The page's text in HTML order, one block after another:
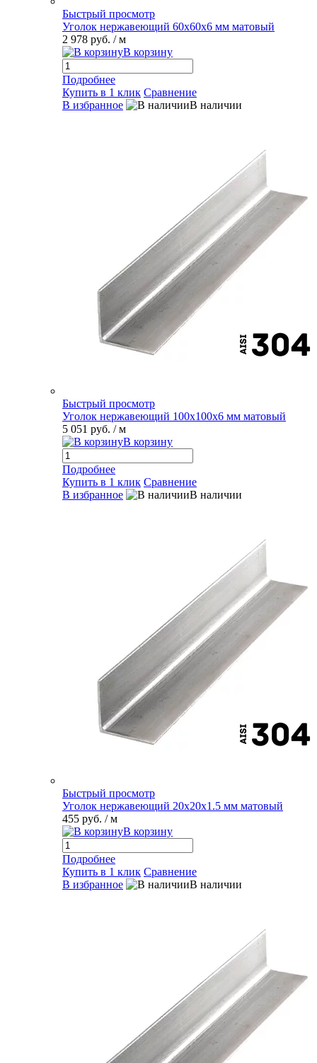
Быстрый просмотр
Уголок нержавеющий 60х60х6 мм матовый
2 978 руб. / м
В корзину
Подробнее
Купить в 1 клик Сравнение
В избранное
В наличии
Быстрый просмотр
Уголок нержавеющий 100х100х6 мм матовый
5 051 руб. / м
В корзину
Подробнее
Купить в 1 клик Сравнение
В избранное
В наличии
Быстрый просмотр
Уголок нержавеющий 20х20х1.5 мм матовый
455 руб. / м
В корзину
Подробнее
Купить в 1 клик Сравнение
В избранное
В наличии